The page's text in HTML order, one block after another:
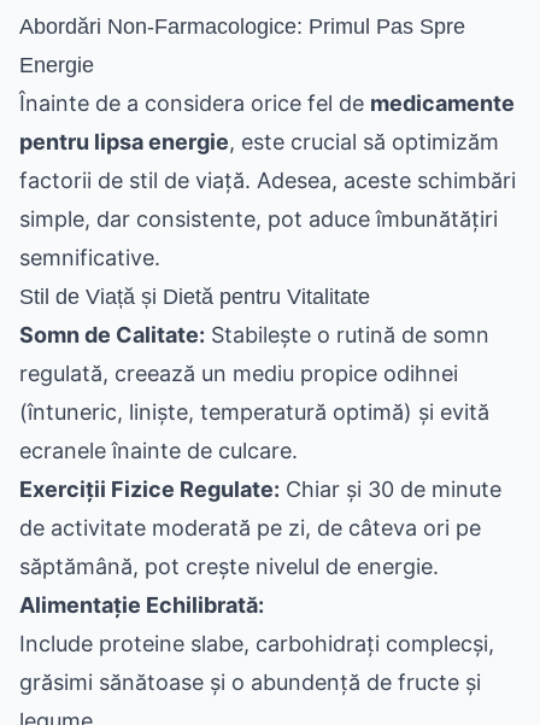
Abordări Non-Farmacologice: Primul Pas Spre
Energie
Înainte de a considera orice fel de medicamente
pentru lipsa energie, este crucial să optimizăm
factorii de stil de viață. Adesea, aceste schimbări
simple, dar consistente, pot aduce îmbunătățiri
semnificative.
Stil de Viață și Dietă pentru Vitalitate
Somn de Calitate: Stabilește o rutină de somn
regulată, creează un mediu propice odihnei
(întuneric, liniște, temperatură optimă) și evită
ecranele înainte de culcare.
Exerciții Fizice Regulate: Chiar și 30 de minute
de activitate moderată pe zi, de câteva ori pe
săptămână, pot crește nivelul de energie.
Alimentație Echilibrată:
Include proteine slabe, carbohidrați complecși,
grăsimi sănătoase și o abundență de fructe și